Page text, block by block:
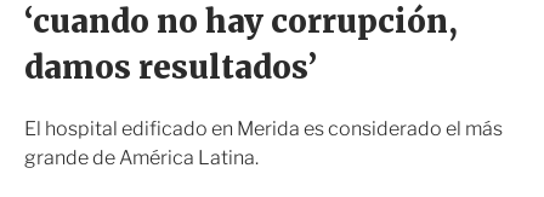
‘cuando no hay corrupción,
damos resultados’
El hospital edificado en Merida es considerado el más
grande de América Latina.